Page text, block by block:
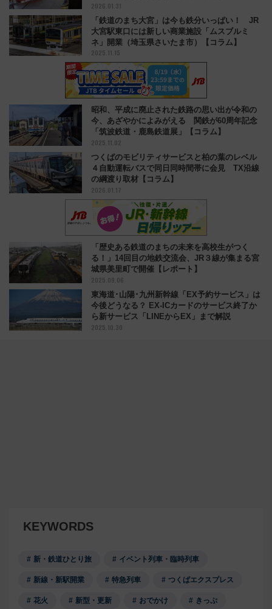
2026.01.31
「鉄道のまち大宮」は今も鉄分いっぱい！ JR
大宮駅東口には新しい商業施設「ムスブルミ
ネ」開業（埼玉県さいたま市）【コラム】
2025.11.15
昭和、平成に廃止された鉄路の思い出が令和の
今、あざやかによみがえる 関鉄が60周年記念
「筑波鉄道・鹿島鉄道展」【コラム】
2025.11.02
つくばのモビリティサービスと柏の葉のレベル
４自動運転バスで同日同時間帯に会見 TX沿線
の綱渡り取材【コラム】
2026.01.17
「歴史ある鉄道のまちの未来を高校生がつく
る！」14回目の地鉄交流会、JR３線が集まる宮
城県美里町で開催【レポート】
2025.09.06
東海道･山陽･九州新幹線「EX予約サービス」は
今後どうなる？ EX-ICカードのサービス終了か
ら新サービス「LINEからEX」まで解説
2025.10.30
KEYWORDS
新・鉄道ひとり旅 イベント列車・臨時列車
新線・新駅開業 特急列車 つくばエクスプレス
花火 新型・更新 おでかけ きっぷ